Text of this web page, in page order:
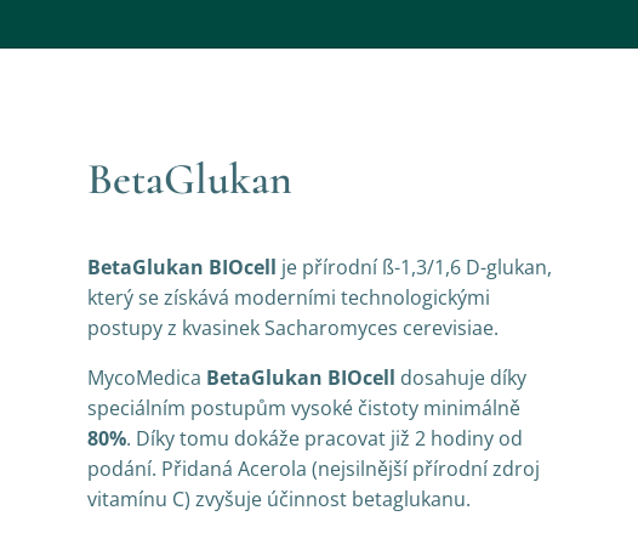
BetaGlukan
BetaGlukan BIOcell je přírodní ß-1,3/1,6 D-glukan,
který se získává moderními technologickými
postupy z kvasinek Sacharomyces cerevisiae.
MycoMedica BetaGlukan BIOcell dosahuje díky
speciálním postupům vysoké čistoty minimálně
80%. Díky tomu dokáže pracovat již 2 hodiny od
podání. Přidaná Acerola (nejsilnější přírodní zdroj
vitamínu C) zvyšuje účinnost betaglukanu.